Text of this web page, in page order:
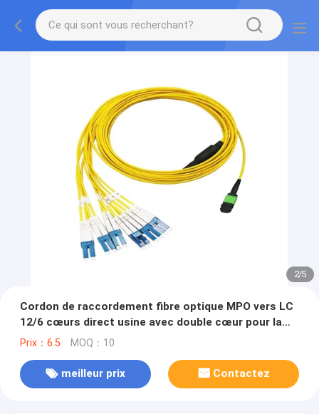
2/5
Cordon de raccordement fibre optique MPO vers LC
12/6 cœurs direct usine avec double cœur pour la
transmission de données à haut débit
Prix：6.5 MOQ：10
meilleur prix Contactez